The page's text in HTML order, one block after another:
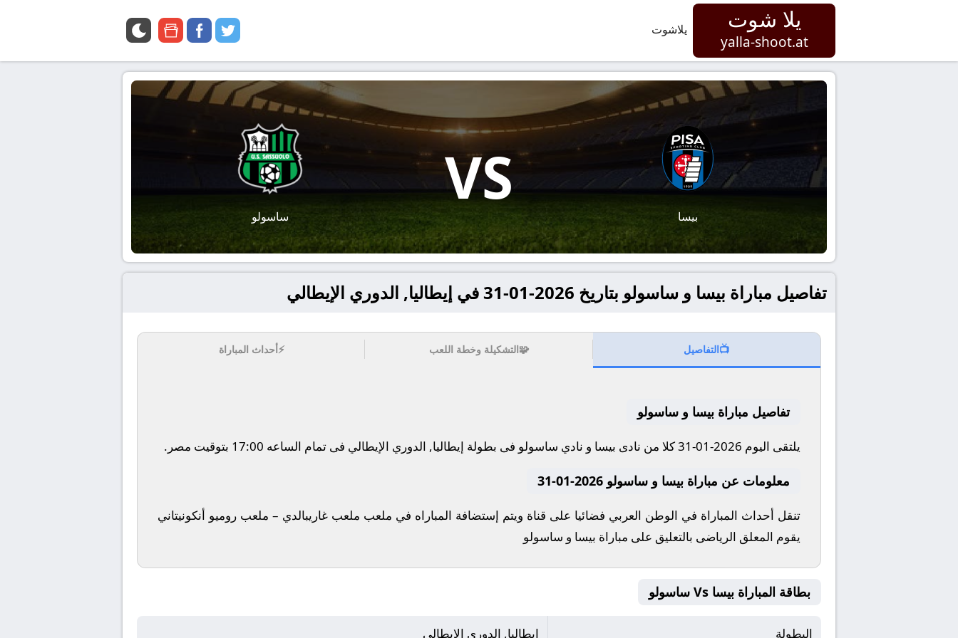
يلا شوت
yalla-shoot.at
يلاشوت twitter
facebook
google
بيسا
VS
ساسولو
تفاصيل مباراة بيسا و ساسولو بتاريخ 2026-01-31 في إيطاليا, الدوري الإيطالي
📺التفاصيل 🧩التشكيلة وخطة اللعب ⚡أحداث المباراة
تفاصيل مباراة بيسا و ساسولو
يلتقى اليوم 2026-01-31 كلا من نادى بيسا و نادي ساسولو فى بطولة إيطاليا, الدوري الإيطالي فى تمام الساعه 17:00 بتوقيت مصر.
معلومات عن مباراة بيسا و ساسولو 2026-01-31
تنقل أحداث المباراة في الوطن العربي فضائيا على قناة ويتم إستضافة المباراه في ملعب ملعب غاريبالدي – ملعب روميو أنكونيتاني
يقوم المعلق الرياضى بالتعليق على مباراة بيسا و ساسولو
بطاقة المباراة بيسا Vs ساسولو
البطولة إيطاليا, الدوري الإيطالي